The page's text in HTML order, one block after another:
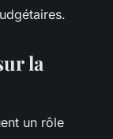
la
un rôle